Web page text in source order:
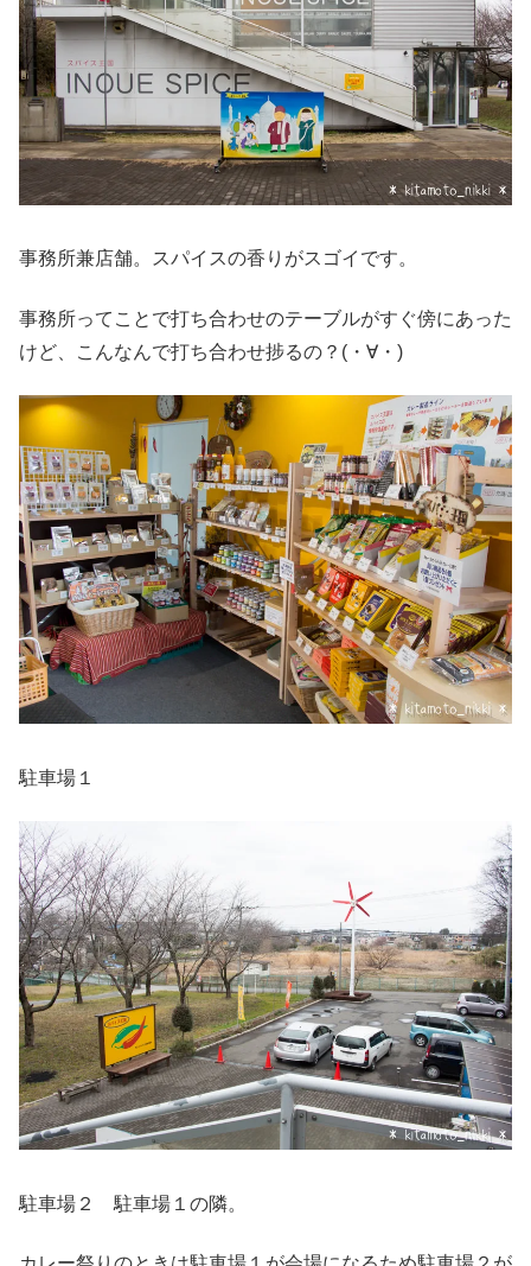
事務所兼店舗。スパイスの香りがスゴイです。
事務所ってことで打ち合わせのテーブルがすぐ傍にあった
けど、こんなんで打ち合わせ捗るの？(・∀・)
駐車場１
駐車場２ 駐車場１の隣。